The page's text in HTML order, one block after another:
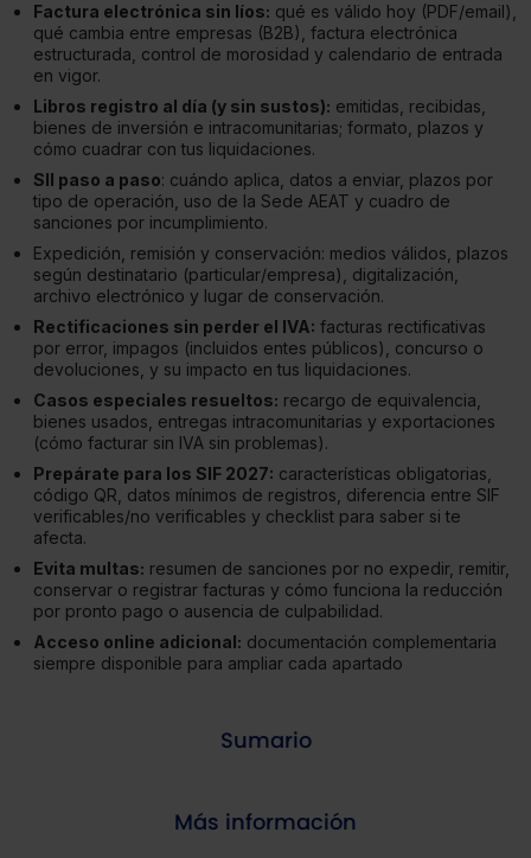
Factura electrónica sin líos: qué es válido hoy (PDF/email),
qué cambia entre empresas (B2B), factura electrónica
estructurada, control de morosidad y calendario de entrada
en vigor.
Libros registro al día (y sin sustos): emitidas, recibidas,
bienes de inversión e intracomunitarias; formato, plazos y
cómo cuadrar con tus liquidaciones.
SII paso a paso: cuándo aplica, datos a enviar, plazos por
tipo de operación, uso de la Sede AEAT y cuadro de
sanciones por incumplimiento.
Expedición, remisión y conservación: medios válidos, plazos
según destinatario (particular/empresa), digitalización,
archivo electrónico y lugar de conservación.
Rectificaciones sin perder el IVA: facturas rectificativas
por error, impagos (incluidos entes públicos), concurso o
devoluciones, y su impacto en tus liquidaciones.
Casos especiales resueltos: recargo de equivalencia,
bienes usados, entregas intracomunitarias y exportaciones
(cómo facturar sin IVA sin problemas).
Prepárate para los SIF 2027: características obligatorias,
código QR, datos mínimos de registros, diferencia entre SIF
verificables/no verificables y checklist para saber si te
afecta.
Evita multas: resumen de sanciones por no expedir, remitir,
conservar o registrar facturas y cómo funciona la reducción
por pronto pago o ausencia de culpabilidad.
Acceso online adicional: documentación complementaria
siempre disponible para ampliar cada apartado
Sumario
Más información